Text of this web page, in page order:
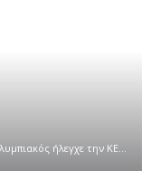
ήλεγχε την ΚΕΔ»